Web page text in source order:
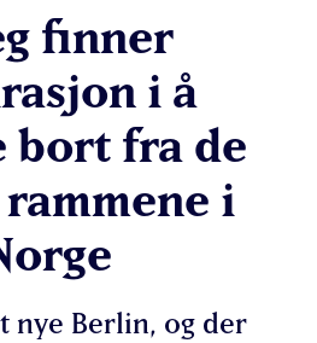
finner
i å
bort fra de
i
nye Berlin, og der